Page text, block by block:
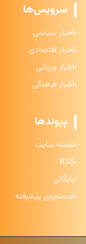
سرویس‌ها
اخبار سیاسی
اخبار اقتصادی
اخبار ورزشی
اخبار فرهنگی
پیوندها
نقشه سایت
RSS
بایگانی
جستجوی پیشرفته